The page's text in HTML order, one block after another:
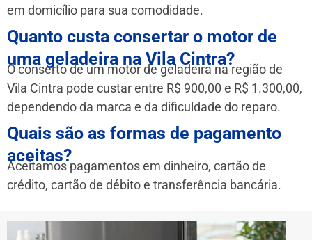
em domicílio para sua comodidade.
Quanto custa consertar o motor de
uma geladeira na Vila Cintra?
O conserto de um motor de geladeira na região de
Vila Cintra pode custar entre R$ 900,00 e R$ 1.300,00,
dependendo da marca e da dificuldade do reparo.
Quais são as formas de pagamento
aceitas?
Aceitamos pagamentos em dinheiro, cartão de
crédito, cartão de débito e transferência bancária.